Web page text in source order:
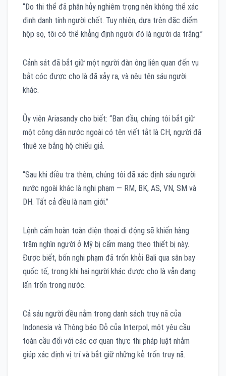
“Do thi thể đã phân hủy nghiêm trọng nên không thể xác
định danh tính người chết. Tuy nhiên, dựa trên đặc điểm
hộp sọ, tôi có thể khẳng định người đó là người da trắng.”
Cảnh sát đã bắt giữ một người đàn ông liên quan đến vụ
bắt cóc được cho là đã xảy ra, và nêu tên sáu người
khác.
Ủy viên Ariasandy cho biết: “Ban đầu, chúng tôi bắt giữ
một công dân nước ngoài có tên viết tắt là CH, người đã
thuê xe bằng hộ chiếu giả.
“Sau khi điều tra thêm, chúng tôi đã xác định sáu người
nước ngoài khác là nghi phạm — RM, BK, AS, VN, SM và
DH. Tất cả đều là nam giới.”
Lệnh cấm hoàn toàn điện thoại di động sẽ khiến hàng
trăm nghìn người ở Mỹ bị cấm mang theo thiết bị này.
Được biết, bốn nghi phạm đã trốn khỏi Bali qua sân bay
quốc tế, trong khi hai người khác được cho là vẫn đang
lẩn trốn trong nước.
Cả sáu người đều nằm trong danh sách truy nã của
Indonesia và Thông báo Đỏ của Interpol, một yêu cầu
toàn cầu đối với các cơ quan thực thi pháp luật nhằm
giúp xác định vị trí và bắt giữ những kẻ trốn truy nã.